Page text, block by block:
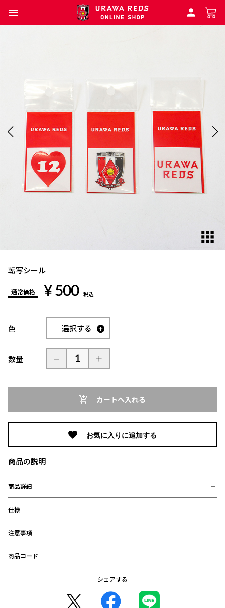
転写シール
通常価格 ¥ 500 税込
色 選択する
数量
カートへ入れる
お気に入りに追加する
商品の説明
商品詳細
エンブレム、ロゴ、ハート13の3種類の転写シールが登場。
手帳やPC、スマートフォンなどお好きな所に気軽に貼り付けることが
仕様
【素材】
UV硬化インク
【サイズ】
注意事項
※お届け後の、お客様都合による、返品、交換は出来ません。ご注意く
ださい。
メーカー・機種・画面設定等により、実際の商品の色と異なって見える
※デザインなどの仕様が予告なく変更になることがございます。
商品コード
4549289225941：エンブレム (完売)
4549289226023：ハート12 (完売)
シェアする